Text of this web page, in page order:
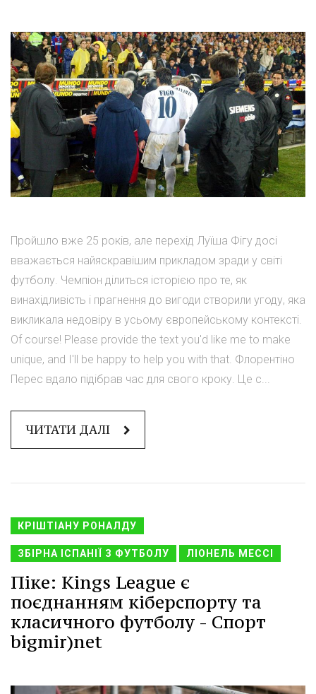
Пройшло вже 25 років, але перехід Луїша Фігу досі
вважається найяскравішим прикладом зради у світі
футболу. Чемпіон ділиться історією про те, як
винахідливість і прагнення до вигоди створили угоду, яка
викликала недовіру в усьому європейському контексті.
Of course! Please provide the text you'd like me to make
unique, and I'll be happy to help you with that. Флорентіно
Перес вдало підібрав час для свого кроку. Це с...
ЧИТАТИ ДАЛІ
КРІШТІАНУ РОНАЛДУ
ЗБІРНА ІСПАНІЇ З ФУТБОЛУ ЛІОНЕЛЬ МЕССІ
Піке: Kings League є
поєднанням кіберспорту та
класичного футболу - Спорт
bigmir)net